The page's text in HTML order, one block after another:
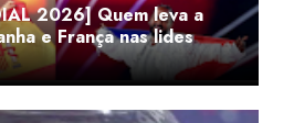
2026] Quem leva a
e França nas lides